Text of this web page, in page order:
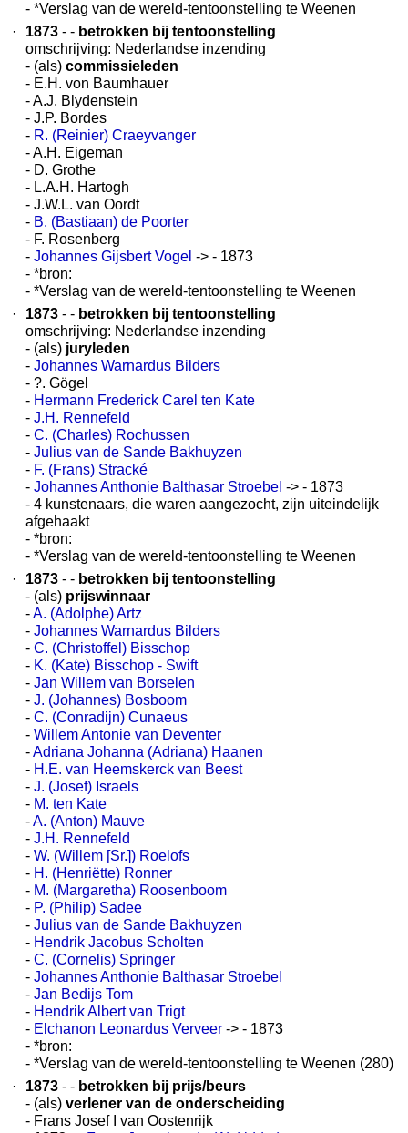
- *Verslag van de wereld-tentoonstelling te Weenen
·
1873 - - betrokken bij tentoonstelling
omschrijving: Nederlandse inzending
- (als) commissieleden
- E.H. von Baumhauer
- A.J. Blydenstein
- J.P. Bordes
- R. (Reinier) Craeyvanger
- A.H. Eigeman
- D. Grothe
- L.A.H. Hartogh
- J.W.L. van Oordt
- B. (Bastiaan) de Poorter
- F. Rosenberg
- Johannes Gijsbert Vogel -> - 1873
- *bron:
- *Verslag van de wereld-tentoonstelling te Weenen
·
1873 - - betrokken bij tentoonstelling
omschrijving: Nederlandse inzending
- (als) juryleden
- Johannes Warnardus Bilders
- ?. Gögel
- Hermann Frederick Carel ten Kate
- J.H. Rennefeld
- C. (Charles) Rochussen
- Julius van de Sande Bakhuyzen
- F. (Frans) Stracké
- Johannes Anthonie Balthasar Stroebel -> - 1873
- 4 kunstenaars, die waren aangezocht, zijn uiteindelijk
afgehaakt
- *bron:
- *Verslag van de wereld-tentoonstelling te Weenen
·
1873 - - betrokken bij tentoonstelling
- (als) prijswinnaar
-A. (Adolphe) Artz
- Johannes Warnardus Bilders
- C. (Christoffel) Bisschop
- K. (Kate) Bisschop - Swift
- Jan Willem van Borselen
- J. (Johannes) Bosboom
- C. (Conradijn) Cunaeus
- Willem Antonie van Deventer
-Adriana Johanna (Adriana) Haanen
- H.E. van Heemskerck van Beest
- J. (Josef) Israels
- M. ten Kate
-A. (Anton) Mauve
- J.H. Rennefeld
- W. (Willem [Sr.]) Roelofs
- H. (Henriëtte) Ronner
- M. (Margaretha) Roosenboom
- P. (Philip) Sadee
- Julius van de Sande Bakhuyzen
- Hendrik Jacobus Scholten
- C. (Cornelis) Springer
- Johannes Anthonie Balthasar Stroebel
- Jan Bedijs Tom
- Hendrik Albert van Trigt
- Elchanon Leonardus Verveer -> - 1873
- *bron:
- *Verslag van de wereld-tentoonstelling te Weenen (280)
·
1873 - - betrokken bij prijs/beurs
- (als) verlener van de onderscheiding
- Frans Josef I van Oostenrijk